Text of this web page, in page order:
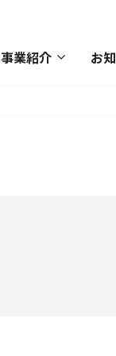
事業紹介 お